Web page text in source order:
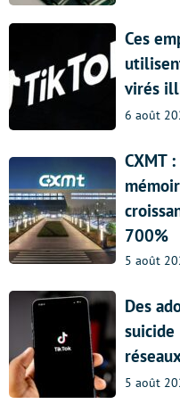
Ces
virés
6 août
CXMT
700%
5 août
Des
5 août